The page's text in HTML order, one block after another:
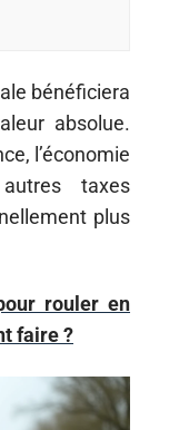
bénéficiera
absolue.
l’économie
taxes
plus
rouler en
faire ?